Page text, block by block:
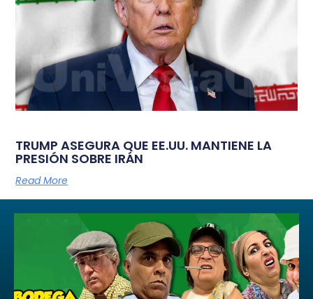
TRUMP ASEGURA QUE EE.UU. MANTIENE LA
PRESIÓN SOBRE IRÁN
Read More